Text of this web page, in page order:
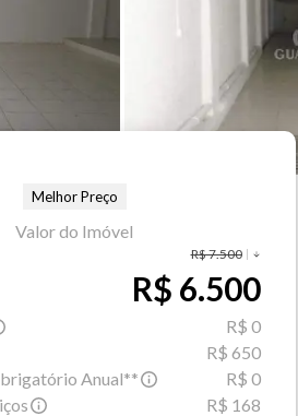
Melhor Preço
Valor do Imóvel
R$ 7.500
R$ 6.500
R$ 0
R$ 650
Anual**
R$ 0
R$ 168